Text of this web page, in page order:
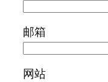
邮箱
网站